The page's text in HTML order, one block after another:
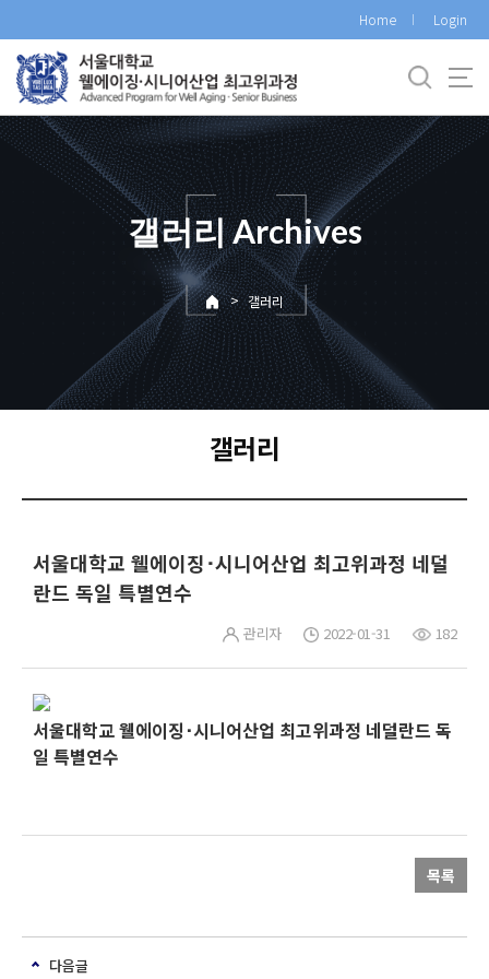
로
메
뉴
Home Login
갤러리 Archives
> 갤러리
갤러리
서울대학교 웰에이징･시니어산업 최고위과정 네덜
란드 독일 특별연수
관리자 2022-01-31 182
서울대학교 웰에이징･시니어산업 최고위과정 네덜란드 독
일 특별연수
목록
다음글